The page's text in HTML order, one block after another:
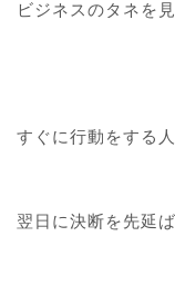
ビジネスのタネを
すぐに行動をする
翌日に決断を先延